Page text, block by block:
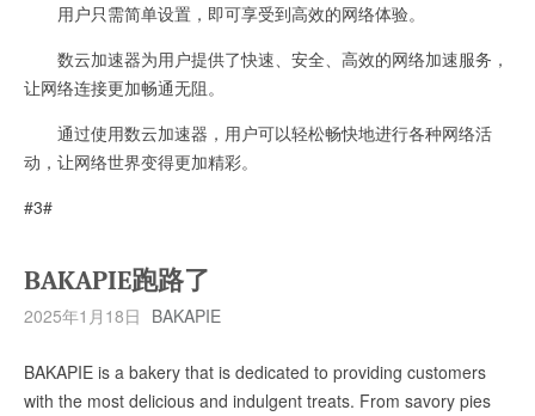
用户只需简单设置，即可享受到高效的网络体验。
数云加速器为用户提供了快速、安全、高效的网络加速服务，
让网络连接更加畅通无阻。
通过使用数云加速器，用户可以轻松畅快地进行各种网络活
动，让网络世界变得更加精彩。
#3#
BAKAPIE跑路了
2025年1月18日 BAKAPIE
BAKAPIE is a bakery that is dedicated to providing customers
with the most delicious and indulgent treats. From savory pies